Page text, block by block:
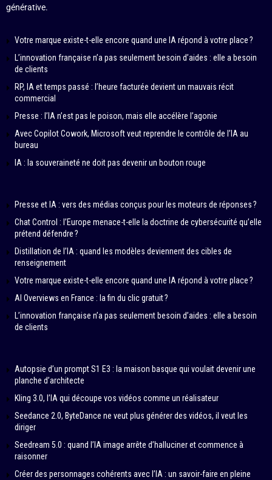
générative.
Votre marque existe-t-elle encore quand une IA répond à votre place ?
L’innovation française n’a pas seulement besoin d’aides : elle a besoin
de clients
RP, IA et temps passé : l’heure facturée devient un mauvais récit
commercial
Presse : l’IA n’est pas le poison, mais elle accélère l’agonie
Avec Copilot Cowork, Microsoft veut reprendre le contrôle de l’IA au
bureau
IA : la souveraineté ne doit pas devenir un bouton rouge
Presse et IA : vers des médias conçus pour les moteurs de réponses ?
Chat Control : l’Europe menace-t-elle la doctrine de cybersécurité qu’elle
prétend défendre ?
Distillation de l’IA : quand les modèles deviennent des cibles de
renseignement
Votre marque existe-t-elle encore quand une IA répond à votre place ?
AI Overviews en France : la fin du clic gratuit ?
L’innovation française n’a pas seulement besoin d’aides : elle a besoin
de clients
Autopsie d’un prompt S1 E3 : la maison basque qui voulait devenir une
planche d’architecte
Kling 3.0, l’IA qui découpe vos vidéos comme un réalisateur
Seedance 2.0, ByteDance ne veut plus générer des vidéos, il veut les
diriger
Seedream 5.0 : quand l’IA image arrête d’halluciner et commence à
raisonner
Créer des personnages cohérents avec l’IA : un savoir-faire en pleine